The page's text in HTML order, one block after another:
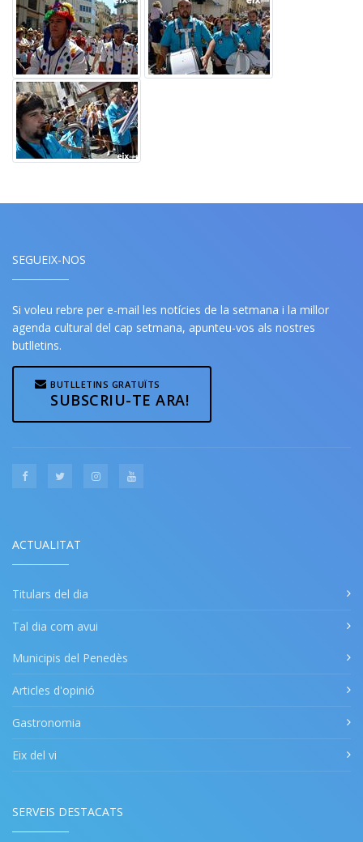
SEGUEIX-NOS
Si voleu rebre per e-mail les notícies de la setmana i la millor
agenda cultural del cap setmana, apunteu-vos als nostres
butlletins.
BUTLLETINS GRATUÏTS
SUBSCRIU-TE ARA!
ACTUALITAT
Titulars del dia
Tal dia com avui
Municipis del Penedès
Articles d'opinió
Gastronomia
Eix del vi
SERVEIS DESTACATS